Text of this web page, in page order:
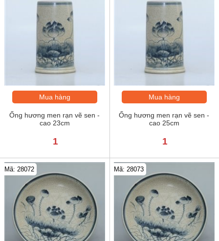
Mua hàng
Ống hương men rạn vẽ sen -
cao 23cm
1
Mua hàng
Ống hương men rạn vẽ sen -
cao 25cm
1
Mã: 28072 Mã: 28073